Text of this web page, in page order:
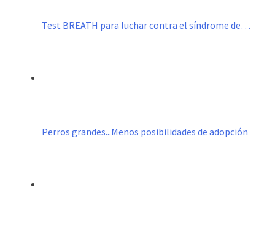
Test BREATH para luchar contra el síndrome de…
Perros grandes...Menos posibilidades de adopción